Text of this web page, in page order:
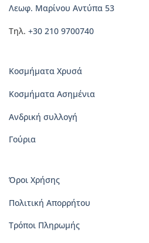
προϊόντος
Λεωφ. Μαρίνου Αντύπα 53
Τηλ. +30 210 9700740
Κοσμήματα Χρυσά
Κοσμήματα Ασημένια
Ανδρική συλλογή
Γούρια
Όροι Χρήσης
Πολιτική Απορρήτου
Τρόποι Πληρωμής